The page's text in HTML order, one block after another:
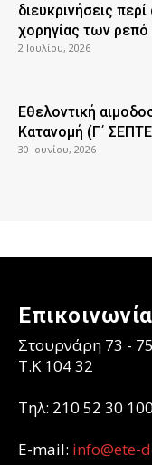
διευκρινήσεις
χορηγίας των ρεπό
2 Ιουλίου, 2026
Εθελοντική
Κατανομή (Γ΄
30 Ιουνίου, 2026
Επικοινωνία
Στουρνάρη 73 -
T.K 104 32
Τηλ: 210 52 30
E-mail: info@ete-